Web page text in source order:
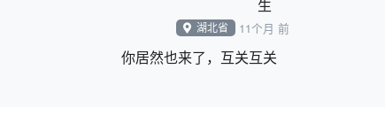
湖北省 11个月 前
你居然也来了，互关互关